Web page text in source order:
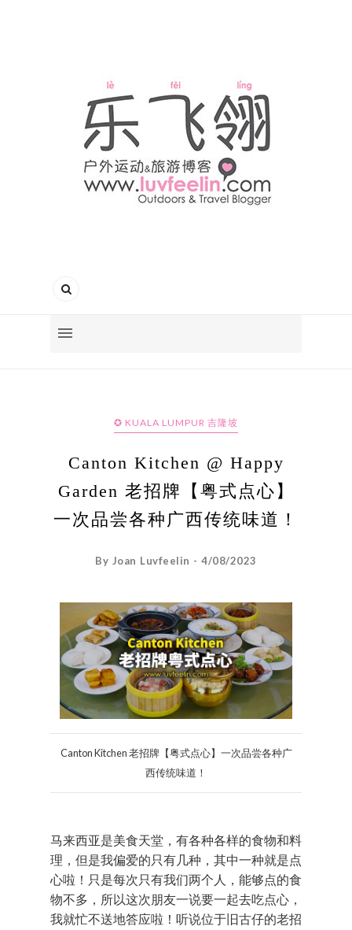
✪ KUALA LUMPUR 吉隆坡
Canton Kitchen @ Happy
Garden 老招牌【粤式点心】
一次品尝各种广西传统味道！
By Joan Luvfeelin - 4/08/2023
Canton Kitchen 老招牌【粤式点心】一次品尝各种广
西传统味道！
马来西亚是美食天堂，有各种各样的食物和料
理，但是我偏爱的只有几种，其中一种就是点
心啦！只是每次只有我们两个人，能够点的食
物不多，所以这次朋友一说要一起去吃点心，
我就忙不送地答应啦！听说位于旧古仔的老招